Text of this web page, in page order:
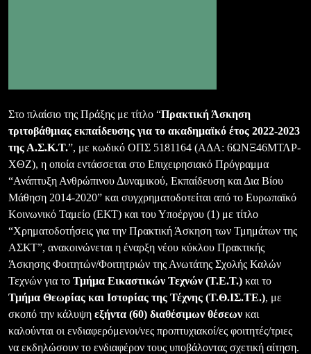
Στο πλαίσιο της Πράξης με τίτλο “Πρακτική Άσκηση
τριτοβάθμιας εκπαίδευσης για το ακαδημαϊκό έτος 2022-2023
της Α.Σ.Κ.Τ.”, με κωδικό ΟΠΣ 5181164 (ΑΔΑ: 6ΩΝΞ46ΜΤΛΡ-
ΧΘΖ), η οποία εντάσσεται στο Επιχειρησιακό Πρόγραμμα
“Ανάπτυξη Ανθρώπινου Δυναμικού, Εκπαίδευση και Δια Βίου
Μάθηση 2014-2020” και συγχρηματοδοτείται από το Ευρωπαϊκό
Κοινωνικό Ταμείο (ΕΚΤ) και του Υποέργου (1) με τίτλο
“Χρηματοδοτήσεις για την Πρακτική Άσκηση των Τμημάτων της
ΑΣΚΤ”, ανακοινώνεται η έναρξη νέου κύκλου Πρακτικής
Άσκησης Φοιτητών/Φοιτητριών της Ανωτάτης Σχολής Καλών
Τεχνών για το Τμήμα Εικαστικών Τεχνών (Τ.Ε.Τ.) και το
Τμήμα Θεωρίας και Ιστορίας της Τέχνης (Τ.Θ.ΙΣ.ΤΕ.), με
σκοπό την κάλυψη εξήντα (60) διαθέσιμων θέσεων και
καλούνται οι ενδιαφερόμενοι/νες προπτυχιακοί/ες φοιτητές/τριες
να εκδηλώσουν το ενδιαφέρον τους υποβάλοντας σχετική αίτηση.